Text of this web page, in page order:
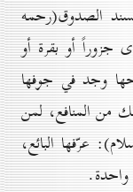
الصدوق(رحمه
أو بقرة أو
وجد في جوفها
من المنافع، لمن
عرّفها البائع،
واحدة.